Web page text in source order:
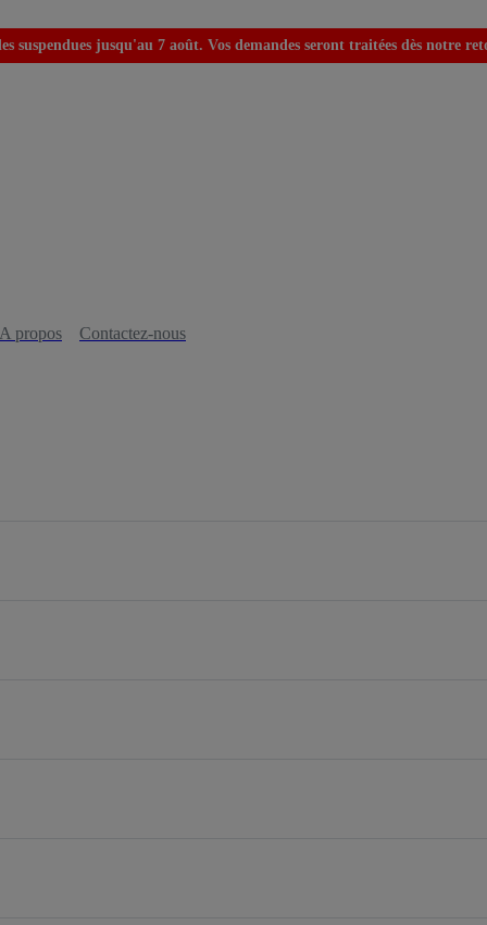
suspendues jusqu'au 7 août. Vos demandes seront traitées dès notre
A propos Contactez-nous